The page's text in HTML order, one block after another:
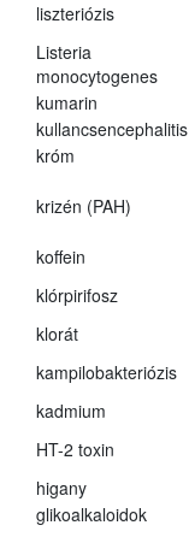
liszteriózis
Listeria
monocytogenes
kumarin
kullancsencephalitis
króm
krizén (PAH)
koffein
klórpirifosz
klorát
kampilobakteriózis
kadmium
HT-2 toxin
higany
glikoalkaloidok